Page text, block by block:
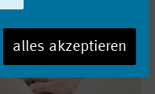
alles akzeptieren